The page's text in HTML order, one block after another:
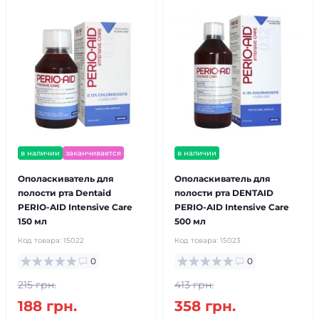
в наличии заканчивается
Ополаскиватель для
полости рта Dentaid
PERIO-AID Intensive Care
150 мл
Код товара: 15022
0
215 грн.
188 грн.
в наличии
Ополаскиватель для
полости рта DENTAID
PERIO-AID Intensive Care
500 мл
Код товара: 15023
0
413 грн.
358 грн.